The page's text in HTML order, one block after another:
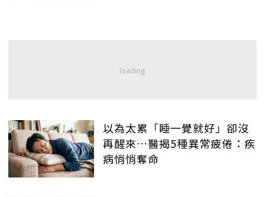
以為太累「睡一覺就好」卻沒
再醒來…醫揭5種異常疲倦：疾
病悄悄奪命